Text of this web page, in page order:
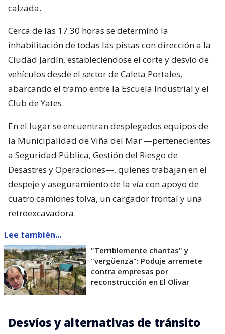
calzada.
Cerca de las 17:30 horas se determinó la
inhabilitación de todas las pistas con dirección a la
Ciudad Jardín, estableciéndose el corte y desvío de
vehículos desde el sector de Caleta Portales,
abarcando el tramo entre la Escuela Industrial y el
Club de Yates.
En el lugar se encuentran desplegados equipos de
la Municipalidad de Viña del Mar —pertenecientes
a Seguridad Pública, Gestión del Riesgo de
Desastres y Operaciones—, quienes trabajan en el
despeje y aseguramiento de la vía con apoyo de
cuatro camiones tolva, un cargador frontal y una
retroexcavadora.
Lee también...
"Terriblemente chantas" y
"vergüenza": Poduje arremete
contra empresas por
reconstrucción en El Olivar
Desvíos y alternativas de tránsito